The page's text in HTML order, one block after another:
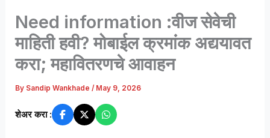
Need information :वीज सेवेची
माहिती हवी? मोबाईल क्रमांक अद्ययावत
करा; महावितरणचे आवाहन
By Sandip Wankhade/ May 9, 2026
शेअर करा :